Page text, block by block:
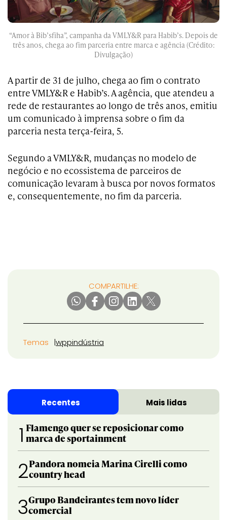
“Amor à Bib’sfiha”, campanha da VMLY&R para Habib’s. Depois de
três anos, chega ao fim parceria entre marca e agência (Crédito:
Divulgação)
A partir de 31 de julho, chega ao fim o contrato
entre VMLY&R e Habib’s. A agência, que atendeu a
rede de restaurantes ao longo de três anos, emitiu
um comunicado à imprensa sobre o fim da
parceria nesta terça-feira, 5.
Segundo a VMLY&R, mudanças no modelo de
negócio e no ecossistema de parceiros de
comunicação levaram à busca por novos formatos
e, consequentemente, no fim da parceria.
COMPARTILHE:
Temas wppindústria
Recentes Mais lidas
1 Flamengo quer se reposicionar como
marca de sportainment
2Pandora nomeia Marina Cirelli como
country head
3Grupo Bandeirantes tem novo líder
comercial